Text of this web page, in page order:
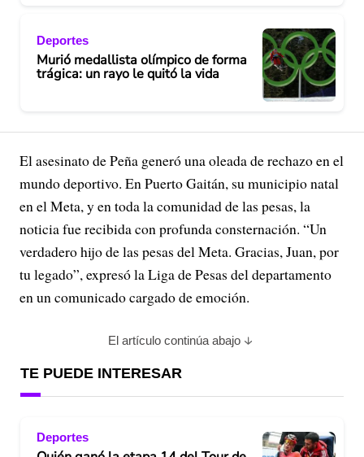
Deportes
Murió medallista olímpico de forma
trágica: un rayo le quitó la vida
El asesinato de Peña generó una oleada de rechazo en el
mundo deportivo. En Puerto Gaitán, su municipio natal
en el Meta, y en toda la comunidad de las pesas, la
noticia fue recibida con profunda consternación. “Un
verdadero hijo de las pesas del Meta. Gracias, Juan, por
tu legado”, expresó la Liga de Pesas del departamento
en un comunicado cargado de emoción.
El artículo continúa abajo
TE PUEDE INTERESAR
Deportes